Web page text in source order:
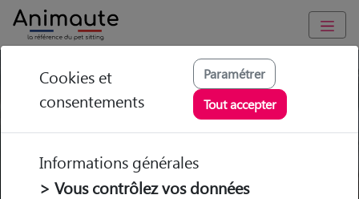
Trouvez votre gardien idéal !
Garde
chez le Pet Sitter
Garde
chez le Pet Sitter Visites
Visites
Cookies et
consentements
Paramétrer
Tout accepter
Informations générales
> Vous contrôlez vos données